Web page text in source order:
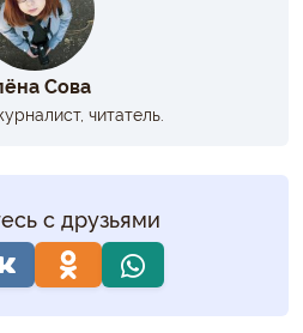
Сова
читатель.
с друзьями